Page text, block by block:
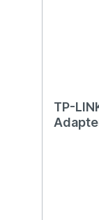
TP-